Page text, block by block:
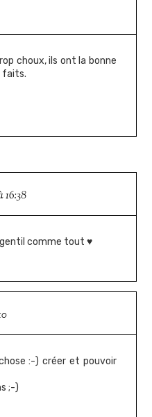
choux, ils ont la bonne
faits.
16:38
comme tout ♥
:-) créer et pouvoir
;-)